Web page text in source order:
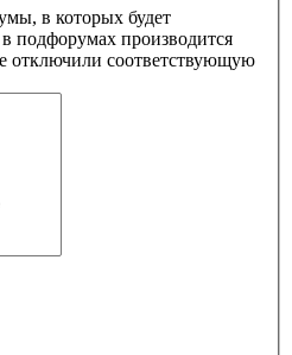
в которых будет
подфорумах производится
отключили соответствующую